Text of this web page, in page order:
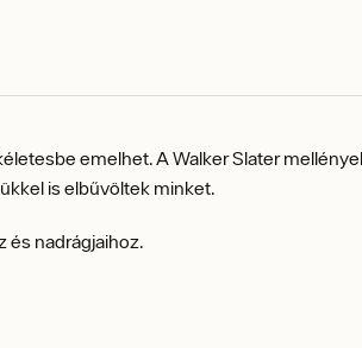
emelhet. A Walker Slater
is elbűvöltek minket.
és nadrágjaihoz.